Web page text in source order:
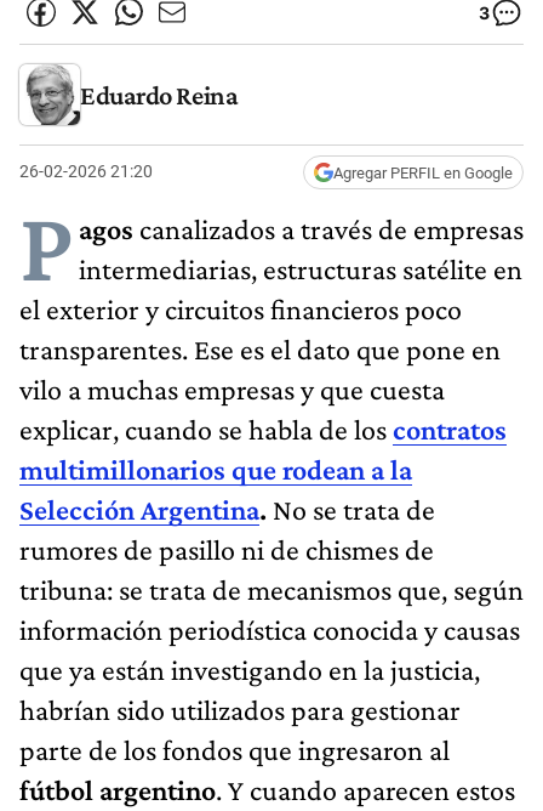
3
Eduardo Reina
26-02-2026 21:20 Agregar PERFIL en Google
P agos canalizados a través de empresas
intermediarias, estructuras satélite en
el exterior y circuitos financieros poco
transparentes. Ese es el dato que pone en
vilo a muchas empresas y que cuesta
explicar, cuando se habla de loscontratos
multimillonarios que rodean a la
Selección Argentina. No se trata de
rumores de pasillo ni de chismes de
tribuna: se trata de mecanismos que, según
información periodística conocida y causas
que ya están investigando en la justicia,
habrían sido utilizados para gestionar
parte de los fondos que ingresaron al
fútbol argentino. Y cuando aparecen estos